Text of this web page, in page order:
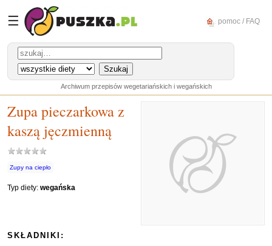
☰ pomoc / FAQ
Archiwum przepisów wegetariańskich i wegańskich
Zupa pieczarkowa z
kaszą jęczmienną
Zupy na ciepło
Typ diety: wegańska
SKŁADNIKI: